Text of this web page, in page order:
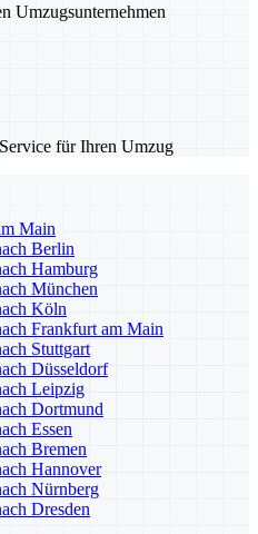
Umzugsunternehmen
für Ihren Umzug
Main
Berlin
Hamburg
München
Köln
Frankfurt am Main
Stuttgart
Düsseldorf
Leipzig
Dortmund
Essen
Bremen
Hannover
Nürnberg
Dresden